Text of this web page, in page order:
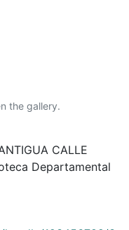
the gallery.
CALLE
Departamental